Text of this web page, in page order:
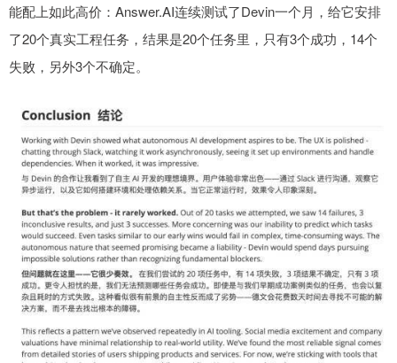
能配上如此高价：Answer.AI连续测试了Devin一个月，给它安排
了20个真实工程任务，结果是20个任务里，只有3个成功，14个
失败，另外3个不确定。